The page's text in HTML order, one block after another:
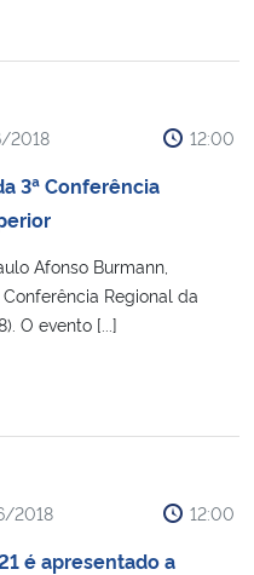
2018 12:00
3ª Conferência
Afonso Burmann,
Regional da
O evento [...]
2018 12:00
é apresentado a